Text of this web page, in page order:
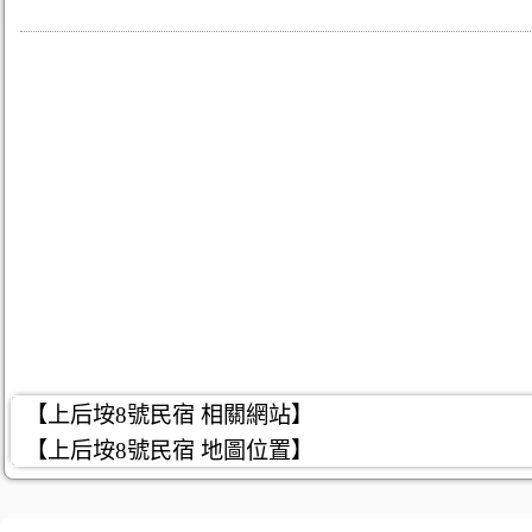
【上后垵8號民宿 相關網站】
【上后垵8號民宿 地圖位置】